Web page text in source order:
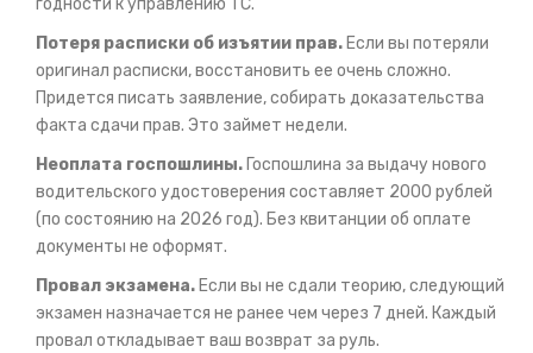
годности к управлению ТС.
Потеря расписки об изъятии прав. Если вы потеряли
оригинал расписки, восстановить ее очень сложно.
Придется писать заявление, собирать доказательства
факта сдачи прав. Это займет недели.
Неоплата госпошлины. Госпошлина за выдачу нового
водительского удостоверения составляет 2000 рублей
(по состоянию на 2026 год). Без квитанции об оплате
документы не оформят.
Провал экзамена. Если вы не сдали теорию, следующий
экзамен назначается не ранее чем через 7 дней. Каждый
провал откладывает ваш возврат за руль.